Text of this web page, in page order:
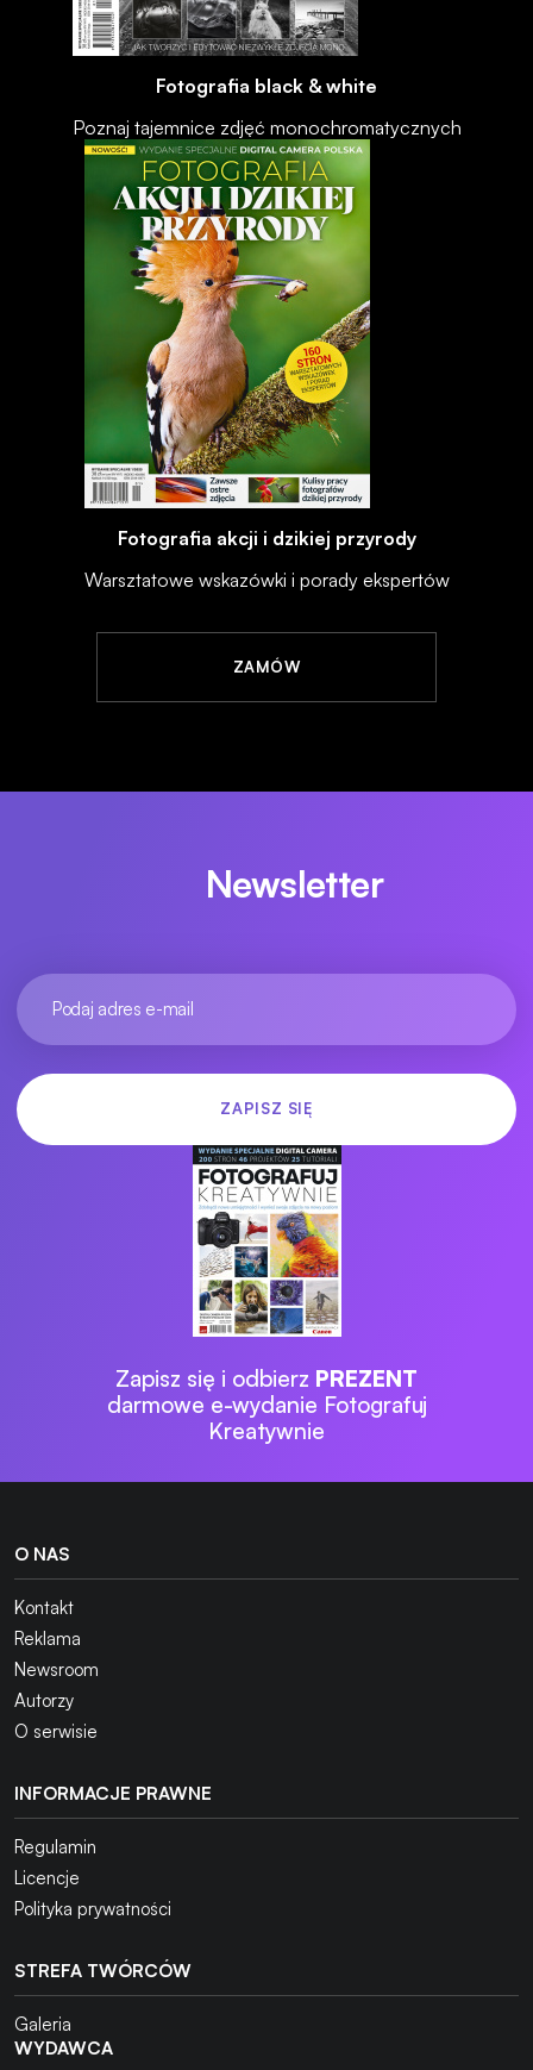
Fotografia black & white
Poznaj tajemnice zdjęć monochromatycznych
Fotografia akcji i dzikiej przyrody
Warsztatowe wskazówki i porady ekspertów
ZAMÓW
Newsletter
Zapisz się i odbierz PREZENT
darmowe e-wydanie Fotografuj
Kreatywnie
O NAS
Kontakt
Reklama
Newsroom
Autorzy
O serwisie
INFORMACJE PRAWNE
Regulamin
Licencje
Polityka prywatności
STREFA TWÓRCÓW
Galeria
WYDAWCA